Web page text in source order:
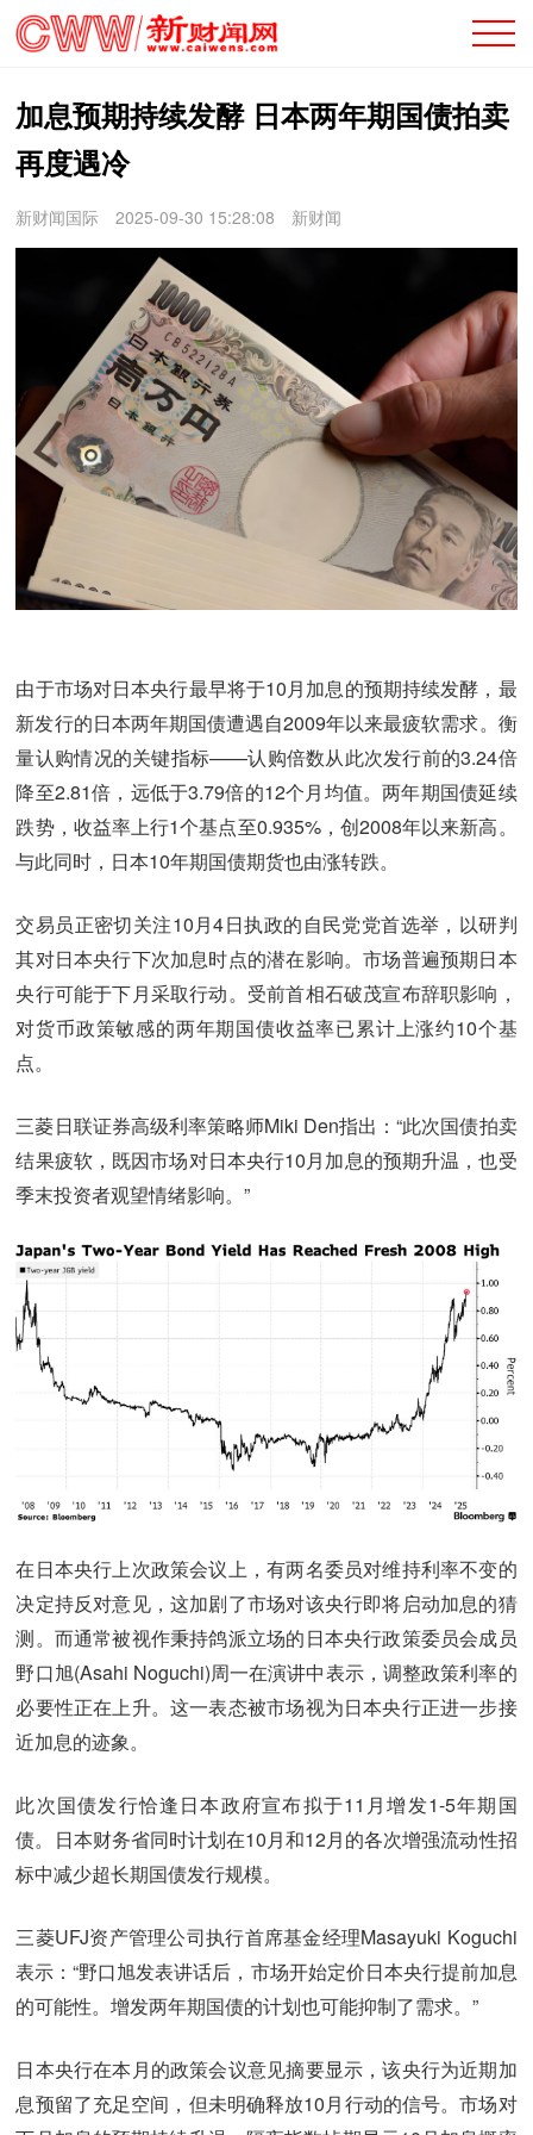
加息预期持续发酵 日本两年期国债拍卖
再度遇冷
新财闻国际 2025-09-30 15:28:08 新财闻
由于市场对日本央行最早将于10月加息的预期持续发酵，最
新发行的日本两年期国债遭遇自2009年以来最疲软需求。衡
量认购情况的关键指标——认购倍数从此次发行前的3.24倍
降至2.81倍，远低于3.79倍的12个月均值。两年期国债延续
跌势，收益率上行1个基点至0.935%，创2008年以来新高。
与此同时，日本10年期国债期货也由涨转跌。
交易员正密切关注10月4日执政的自民党党首选举，以研判
其对日本央行下次加息时点的潜在影响。市场普遍预期日本
央行可能于下月采取行动。受前首相石破茂宣布辞职影响，
对货币政策敏感的两年期国债收益率已累计上涨约10个基
点。
三菱日联证券高级利率策略师Miki Den指出：“此次国债拍卖
结果疲软，既因市场对日本央行10月加息的预期升温，也受
季末投资者观望情绪影响。”
在日本央行上次政策会议上，有两名委员对维持利率不变的
决定持反对意见，这加剧了市场对该央行即将启动加息的猜
测。而通常被视作秉持鸽派立场的日本央行政策委员会成员
野口旭(Asahi Noguchi)周一在演讲中表示，调整政策利率的
必要性正在上升。这一表态被市场视为日本央行正进一步接
近加息的迹象。
此次国债发行恰逢日本政府宣布拟于11月增发1-5年期国
债。日本财务省同时计划在10月和12月的各次增强流动性招
标中减少超长期国债发行规模。
三菱UFJ资产管理公司执行首席基金经理Masayuki Koguchi
表示：“野口旭发表讲话后，市场开始定价日本央行提前加息
的可能性。增发两年期国债的计划也可能抑制了需求。”
日本央行在本月的政策会议意见摘要显示，该央行为近期加
息预留了充足空间，但未明确释放10月行动的信号。市场对